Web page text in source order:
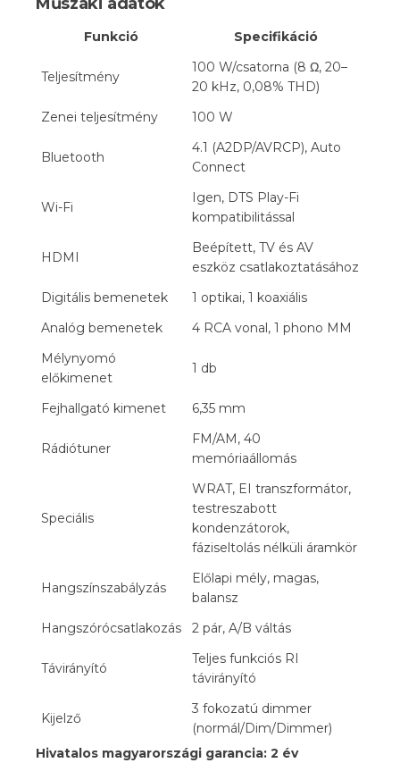
Funkció Specifikáció
Teljesítmény
100 W/csatorna (8 Ω, 20–
20 kHz, 0,08% THD)
Zenei teljesítmény
100 W
Bluetooth
4.1 (A2DP/AVRCP), Auto
Connect
Wi-Fi
Igen, DTS Play-Fi
kompatibilitással
HDMI
Beépített, TV és AV
eszköz csatlakoztatásához
Digitális bemenetek
1 optikai, 1 koaxiális
Analóg bemenetek
4 RCA vonal, 1 phono MM
Mélynyomó
előkimenet
1 db
Fejhallgató kimenet 6,35 mm
Rádiótuner
FM/AM, 40
memóriaállomás
Speciális
WRAT, EI transzformátor,
testreszabott
kondenzátorok,
fáziseltolás nélküli áramkör
Hangszínszabályzás
Előlapi mély, magas,
balansz
Hangszórócsatlakozás
2 pár, A/B váltás
Távirányító
Teljes funkciós RI
távirányító
Kijelző
3 fokozatú dimmer
(normál/Dim/Dimmer)
Hivatalos magyarországi garancia: 2 év